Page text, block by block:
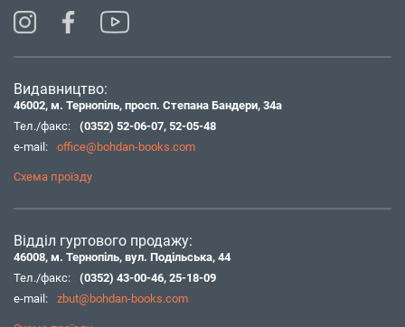
Видавництво:
46002, м. Тернопіль, просп. Степана Бандери, 34а
Тел./факс:
(0352) 52-06-07, 52-05-48
e-mail:
office@bohdan-books.com
Схема проїзду
Відділ гуртового продажу:
46008, м. Тернопіль, вул. Подільська, 44
Тел./факс:
(0352) 43-00-46, 25-18-09
e-mail:
zbut@bohdan-books.com